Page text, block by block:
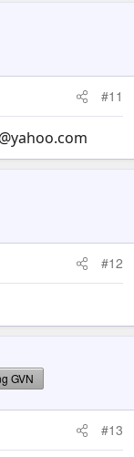
#11
#12
GVN
#13